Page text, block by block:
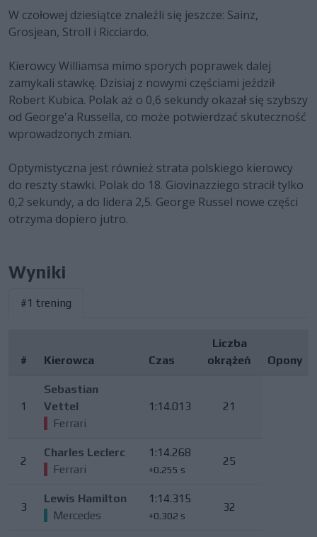
W czołowej dziesiątce znaleźli się jeszcze: Sainz,
Grosjean, Stroll i Ricciardo.
Kierowcy Williamsa mimo sporych poprawek dalej
zamykali stawkę. Dzisiaj z nowymi częściami jeździł
Robert Kubica. Polak aż o 0,6 sekundy okazał się szybszy
od George'a Russella, co może potwierdzać skuteczność
wprowadzonych zmian.
Optymistyczna jest również strata polskiego kierowcy
do reszty stawki. Polak do 18. Giovinazziego stracił tylko
0,2 sekundy, a do lidera 2,5. George Russel nowe części
otrzyma dopiero jutro.
Wyniki
#1 trening
# Kierowca Czas
Liczba
okrążeń
Opony
1
Sebastian
Vettel
Ferrari
1:14.013 21
2
Charles Leclerc
Ferrari
1:14.268
+0.255 s
25
3
Lewis Hamilton
Mercedes
1:14.315
+0.302 s
32